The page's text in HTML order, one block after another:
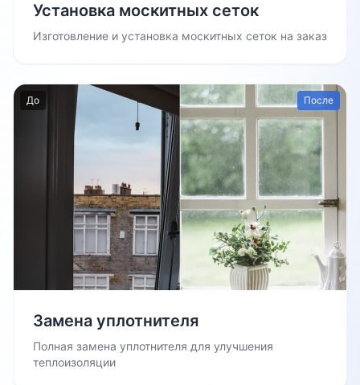
Установка москитных сеток
Изготовление и установка москитных сеток на заказ
До После
Замена уплотнителя
Полная замена уплотнителя для улучшения
теплоизоляции